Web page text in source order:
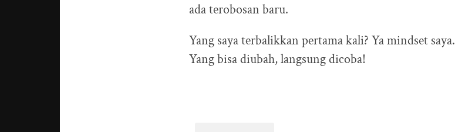
ada terobosan baru.
Yang saya terbalikkan pertama kali? Ya mindset saya.
Yang bisa diubah, langsung dicoba!